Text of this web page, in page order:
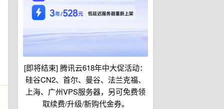
[即将结束] 腾讯云618年中大促活动：
硅谷CN2、首尔、曼谷、法兰克福、
上海、广州VPS服务器，另可免费领
取续费/升级/新购代金券。